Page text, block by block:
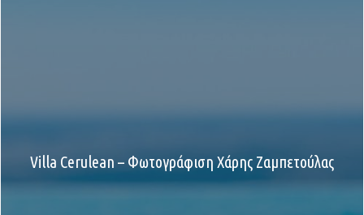
Villa Cerulean – Φωτογράφιση Χάρης Ζαμπετούλας